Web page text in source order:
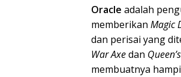
Oracle adalah
memberikan Magic
dan perisai yang
War Axedan
membuatnya